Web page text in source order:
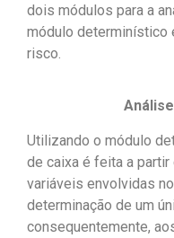
dois módulos para a
módulo determinístico
risco.
Utilizando o módulo
de caixa é feita a
variáveis envolvidas
determinação de um
consequentemente,